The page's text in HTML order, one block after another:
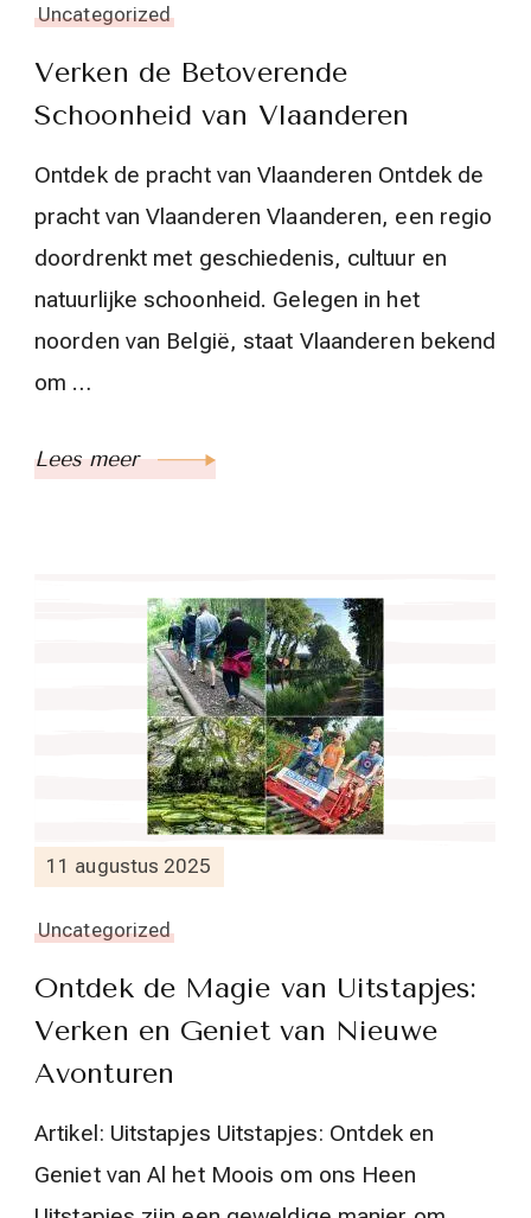
Uncategorized
Verken de Betoverende
Schoonheid van Vlaanderen
Ontdek de pracht van Vlaanderen Ontdek de
pracht van Vlaanderen Vlaanderen, een regio
doordrenkt met geschiedenis, cultuur en
natuurlijke schoonheid. Gelegen in het
noorden van België, staat Vlaanderen bekend
om …
Lees meer
11 augustus 2025
Uncategorized
Ontdek de Magie van Uitstapjes:
Verken en Geniet van Nieuwe
Avonturen
Artikel: Uitstapjes Uitstapjes: Ontdek en
Geniet van Al het Moois om ons Heen